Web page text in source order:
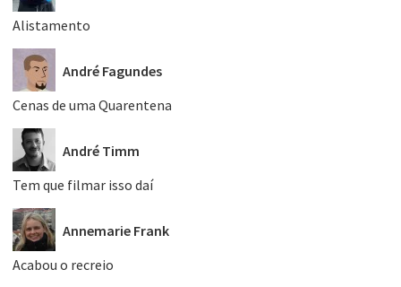
Alistamento
André Fagundes
Cenas de uma Quarentena
André Timm
Tem que filmar isso daí
Annemarie Frank
Acabou o recreio